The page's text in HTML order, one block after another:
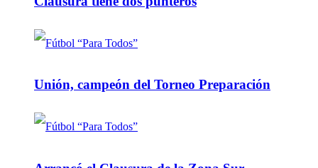
Unión, campeón del Torneo Preparación